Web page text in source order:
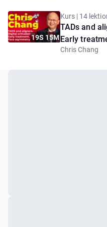
19S 15M
Kurs | 14
TADs and
Early
Chris Chang